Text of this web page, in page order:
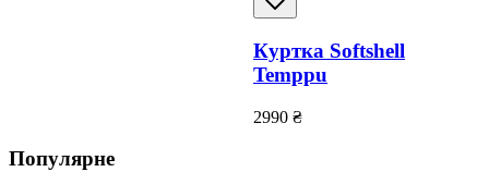
Куртка Softshell
Temppu
2990 ₴
Популярне